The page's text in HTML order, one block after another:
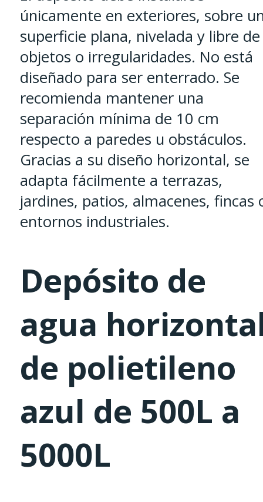
únicamente en exteriores, sobre
superficie plana, nivelada y libre de
objetos o irregularidades. No está
diseñado para ser enterrado. Se
recomienda mantener una
separación mínima de 10 cm
respecto a paredes u obstáculos.
Gracias a su diseño horizontal, se
adapta fácilmente a terrazas,
jardines, patios, almacenes, fincas
entornos industriales.
Depósito de
agua
de polietileno
azul de 500L a
5000L